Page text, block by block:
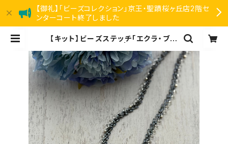
【御礼】「ビーズコレクション」京王・聖蹟桜ヶ丘店2階セ
ンターコート終了しました
【キット】ビーズステッチ「エクラ・ブル